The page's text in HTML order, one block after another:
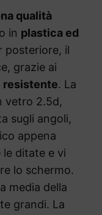
qualità
in plastica ed
posteriore, il
grazie ai
resistente. La
vetro 2.5d,
sugli angoli,
appena
ditate e vi
lo schermo.
media della
grandi. La